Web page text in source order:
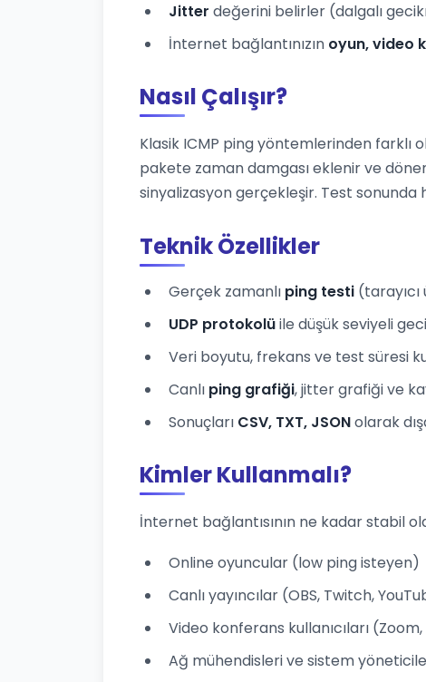
Jitter değerini belirler (dalgalı
İnternet bağlantınızın oyun, video
Nasıl Çalışır?
Klasik ICMP ping yöntemlerinden farklı
pakete zaman damgası eklenir ve
sinyalizasyon gerçekleşir. Test
Teknik Özellikler
Gerçek zamanlı ping testi
UDP protokolüile düşük seviyeli
Veri boyutu, frekans ve test süresi
Canlı ping grafiği, jitter grafiği ve
Sonuçları CSV, TXT, JSONolarak
Kimler Kullanmalı?
İnternet bağlantısının ne kadar stabil
Online oyuncular (low ping isteyen)
Canlı yayıncılar (OBS, Twitch,
Video konferans kullanıcıları
Ağ mühendisleri ve sistem